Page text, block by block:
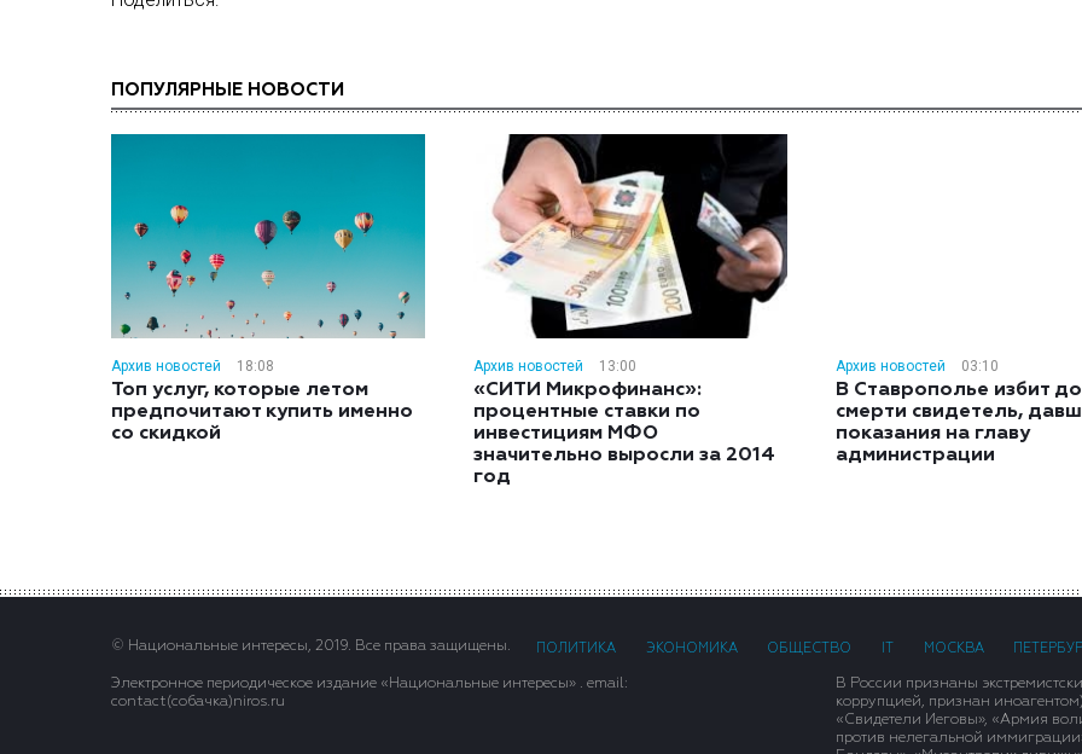
ПОПУЛЯРНЫЕ НОВОСТИ
Архив новостей 18:08
Топ услуг, которые летом
предпочитают купить именно
со скидкой
Архив новостей 13:00
«СИТИ Микрофинанс»:
процентные ставки по
инвестициям МФО
значительно выросли за 2014
год
Архив новостей 03:10
В Ставрополье избит до
смерти свидетель,
показания на главу
администрации
© Национальные интересы, 2019. Все права защищены. ПОЛИТИКА ЭКОНОМИКА ОБЩЕСТВО МОСКВА
Электронное периодическое издание «Национальные интересы» . email:
contact(сoбaчка)niros.ru
В России признаны
коррупцией, признан
«Свидетели Иеговы», «Армия
против нелегальной